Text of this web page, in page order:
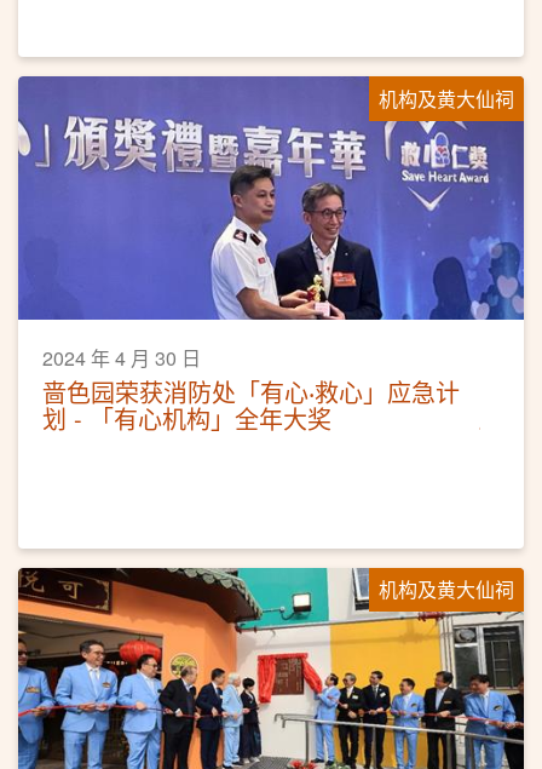
机构及黄大仙祠
2024 年 4 月 30 日
啬色园荣获消防处「有心‧救心」应急计
划 - 「有心机构」全年大奖
机构及黄大仙祠